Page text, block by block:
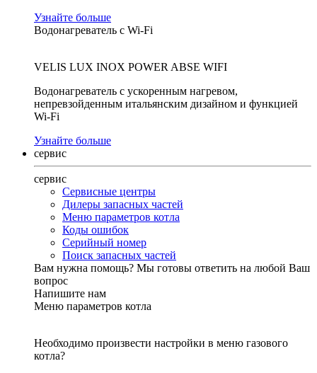
Узнайте больше
Водонагреватель с Wi-Fi
VELIS LUX INOX POWER ABSE WIFI
Водонагреватель с ускоренным нагревом,
непревзойденным итальянским дизайном и функцией
Wi-Fi
Узнайте больше
сервис
сервис
Сервисные центры
Дилеры запасных частей
Меню параметров котла
Коды ошибок
Серийный номер
Поиск запасных частей
Вам нужна помощь? Мы готовы ответить на любой Ваш
вопрос
Напишите нам
Меню параметров котла
Необходимо произвести настройки в меню газового
котла?